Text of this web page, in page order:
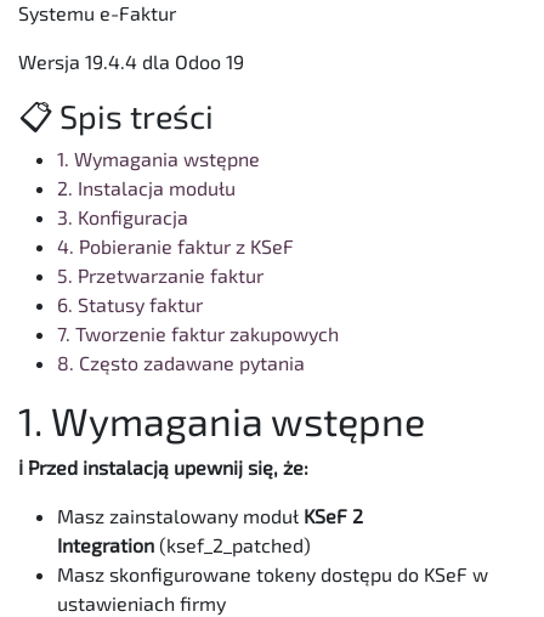
Systemu e-Faktur
Wersja 19.4.4 dla Odoo 19
📋 Spis treści
1. Wymagania wstępne
2. Instalacja modułu
3. Konfiguracja
4. Pobieranie faktur z KSeF
5. Przetwarzanie faktur
6. Statusy faktur
7. Tworzenie faktur zakupowych
8. Często zadawane pytania
1. Wymagania wstępne
ℹ️ Przed instalacją upewnij się, że:
Masz zainstalowany moduł KSeF 2
Integration (ksef_2_patched)
Masz skonfigurowane tokeny dostępu do KSeF w
ustawieniach firmy